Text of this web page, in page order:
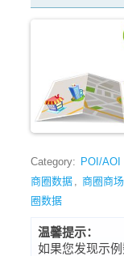
Category: POI/AOI
商圈数据 , 商圈商
圈数据
温馨提示：
如果您发现示